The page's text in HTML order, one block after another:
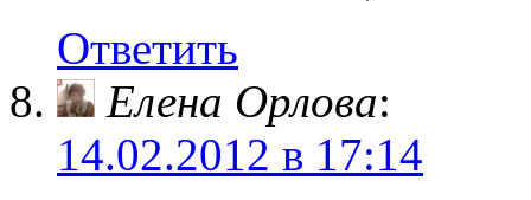
Ответить
Елена Орлова:
14.02.2012 в 17:14